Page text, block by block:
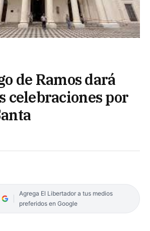
de Ramos dará
celebraciones por
Agrega El Libertador a tus medios
preferidos en Google